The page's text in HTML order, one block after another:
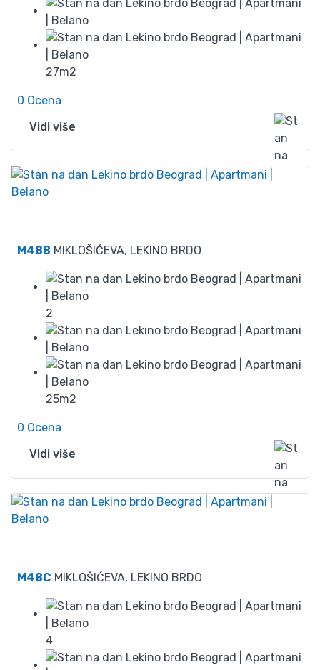
27m2
0 Ocena
Vidi više
M48B MIKLOŠIĆEVA, LEKINO BRDO
2
25m2
0 Ocena
Vidi više
M48C MIKLOŠIĆEVA, LEKINO BRDO
4